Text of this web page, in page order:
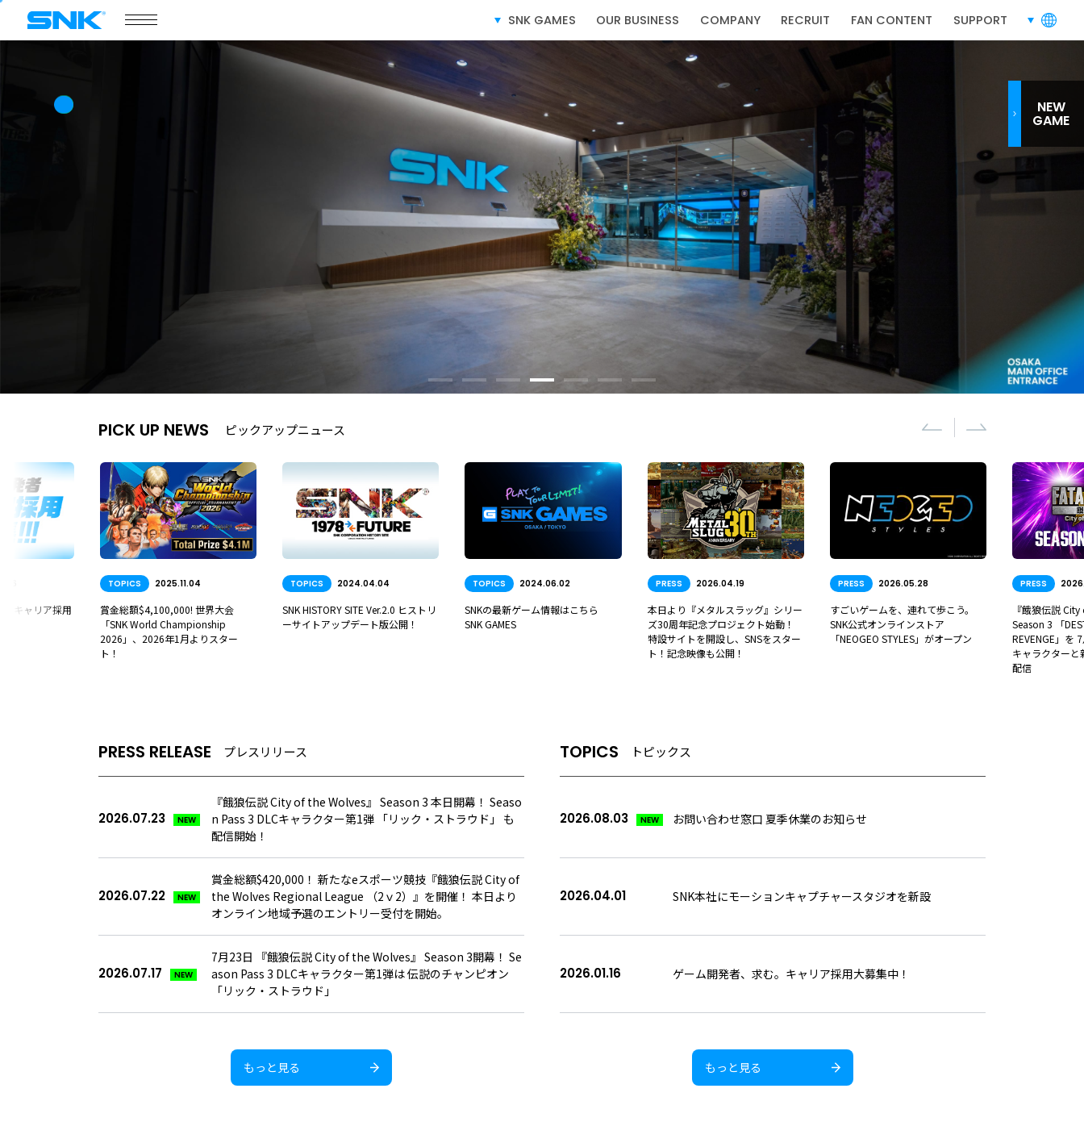
株式会社SNK
SNK GAMES OUR BUSINESS COMPANY RECRUIT FAN CONTENT SUPPORT 言語切り替
COMPANY SERVICE 事業紹介
ビデオゲーム事業
ライセンス事業
e-SPORTS事業
RECRUIT 採用情報
採用情報
ABOUT サイトマップ プライバシーポリシー 利用規約
NEW
GAME
す
す
PICK UP NEWS ピックアップニュース
世界大会
2026年1月よりスター
TOPICS
SNK HISTORY SITE Ver.2.0 ヒストリ
ーサイトアップデート版公開！
TOPICS 2024.06.02
SNKの最新ゲーム情報はこちら
SNK GAMES
PRESS 2026.04.19
本日より『メタルスラッグ』シリー
ズ30周年記念プロジェクト始動！
特設サイトを開設し、SNSをスター
PRESS 2026.05.28
すごいゲームを、連れて歩こう。
SNK公式オンラインストア
「NEOGEO STYLES」がオープン
PRESS 2026.07.16
『餓狼伝説 City of the Wolves』
Season 3 「DESTINED FOR
REVENGE」を 7月23日より開始 新
キャラクターと新コンテンツを毎月
SNK
スタ
PRESS RELEASE プレスリリース
2026.07.23 NEW
『餓狼伝説 City of the Wolves』 Season 3 本日開幕！ Seaso
n Pass 3 DLCキャラクター第1弾 「リック・ストラウド」 も
配信開始！
2026.07.22 NEW
賞金総額$420,000！ 新たなeスポーツ競技『餓狼伝説 City of
the Wolves Regional League （2ｖ2）』を開催！ 本日より
オンライン地域予選のエントリー受付を開始。
2026.07.17 NEW
7月23日 『餓狼伝説 City of the Wolves』 Season 3開幕！ Se
ason Pass 3 DLCキャラクター第1弾は 伝説のチャンピオン
「リック・ストラウド」
もっと見る
TOPICS トピックス
2026.08.03 NEW お問い合わせ窓口 夏季休業のお知らせ
2026.04.01 SNK本社にモーションキャプチャースタジオを新設
2026.01.16 ゲーム開発者、求む。キャリア採用大募集中！
もっと見る